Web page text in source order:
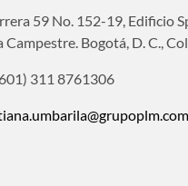
59 No. 152-19, Edificio
Campestre. Bogotá, D. C.,
311 8761306